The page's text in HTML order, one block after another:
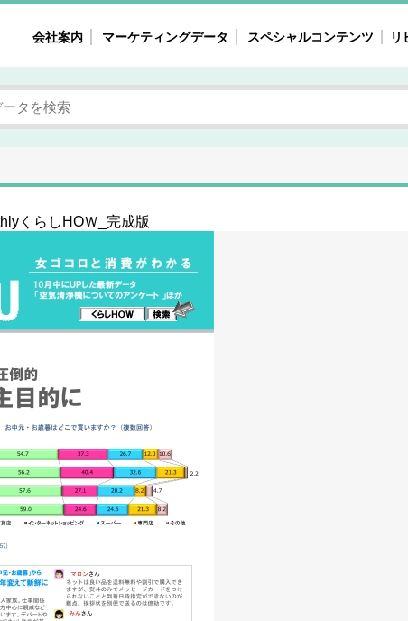
会社案内 マーケティングデータ スペシャルコンテンツ
女性の気持ちと消費がリアルに見える
自主調査レポート
次にコレ来る!?
不便・不満の声
注目タ
40'
母
女性のマーケットがリアルに見える
暮らしの歳時記と消費
リ
くらしHOＷ_完成版